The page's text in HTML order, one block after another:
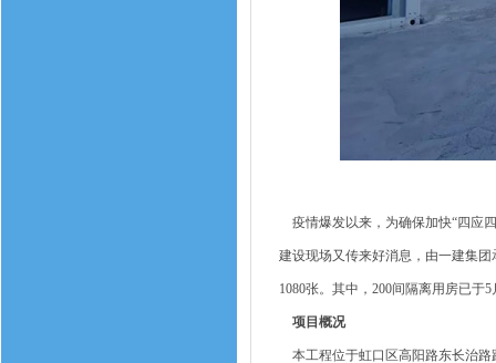
疫情爆发以来，为确保加快“四应
建设现场又传来好消息，由一建集
1080张。其中，200间隔离用房已于
项目概况
本工程位于虹口区高阳路东长治路